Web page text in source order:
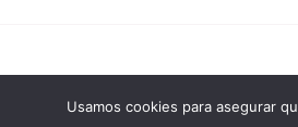
Usamos cookies para asegurar